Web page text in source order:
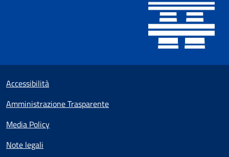
Small prints
Useful links section
Accessibilità
Amministrazione Trasparente
Media Policy
Note legali